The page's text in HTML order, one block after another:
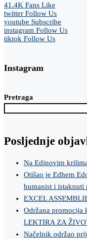
41.4K Fans Like
twitter Follow Us
youtube Subscribe
instagram Follow Us
tiktok Follow Us
Instagram
Pretraga
Posljednje
Na Edinovim
Otišao je Edhem
humanist i istaknuti
EXCEL
Održana promocija
LEKTIRA ZA
Načelnik održao